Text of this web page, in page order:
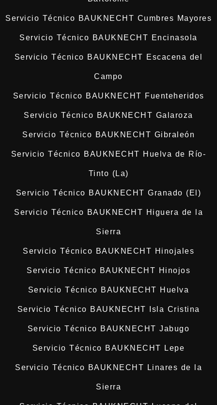
Servicio Técnico BAUKNECHT Cumbres Mayores
Servicio Técnico BAUKNECHT Encinasola
Servicio Técnico BAUKNECHT Escacena del
Campo
Servicio Técnico BAUKNECHT Fuenteheridos
Servicio Técnico BAUKNECHT Galaroza
Servicio Técnico BAUKNECHT Gibraleón
Servicio Técnico BAUKNECHT Huelva de Río-
Tinto (La)
Servicio Técnico BAUKNECHT Granado (El)
Servicio Técnico BAUKNECHT Higuera de la
Sierra
Servicio Técnico BAUKNECHT Hinojales
Servicio Técnico BAUKNECHT Hinojos
Servicio Técnico BAUKNECHT Huelva
Servicio Técnico BAUKNECHT Isla Cristina
Servicio Técnico BAUKNECHT Jabugo
Servicio Técnico BAUKNECHT Lepe
Servicio Técnico BAUKNECHT Linares de la
Sierra